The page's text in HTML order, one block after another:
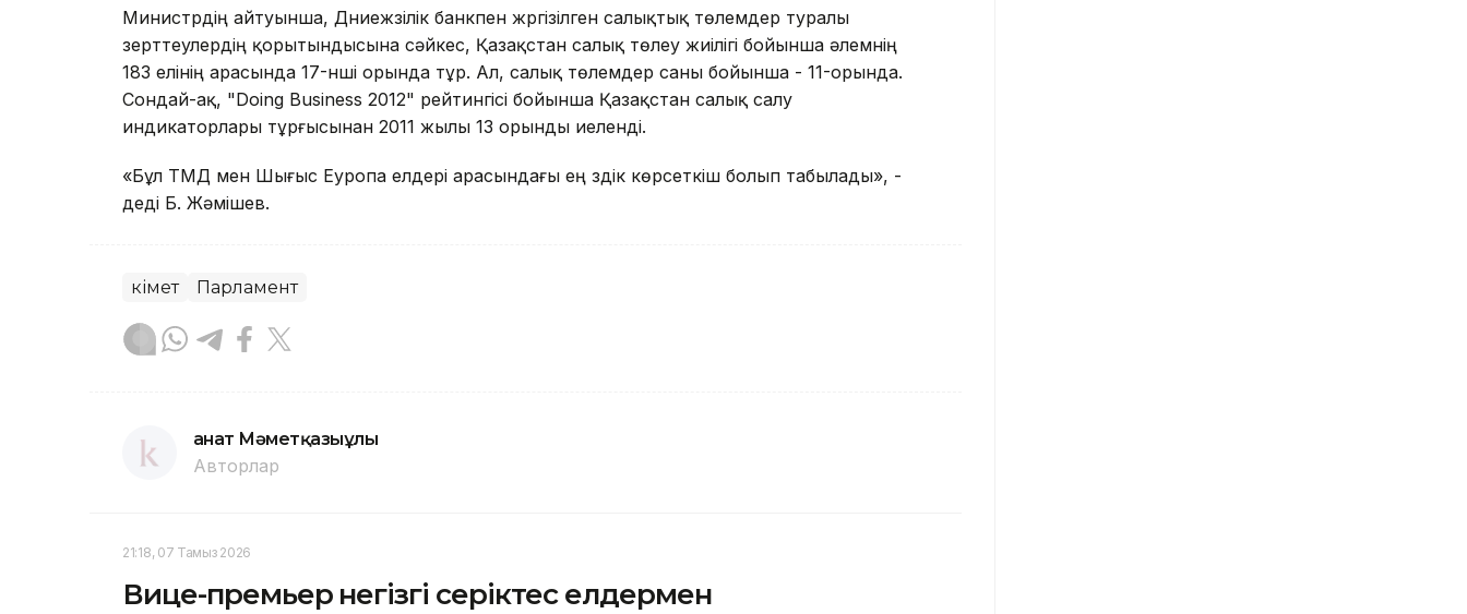
Министрдің айтуынша, Дүниежүзілік банкпен жүргізілген салықтық төлемдер туралы
зерттеулердің қорытындысына сәйкес, Қазақстан салық төлеу жиілігі бойынша әлемнің
183 елінің арасында 17-нші орында тұр. Ал, салық төлемдер саны бойынша - 11-орында.
Сондай-ақ, "Doing Business 2012" рейтингісі бойынша Қазақстан салық салу
индикаторлары тұрғысынан 2011 жылы 13 орынды иеленді.
«Бұл ТМД мен Шығыс Еуропа елдері арасындағы ең үздік көрсеткіш болып табылады», -
деді Б. Жәмішев.
Үкімет Парламент
Қанат Мәметқазыұлы
Авторлар
21:18, 07 Тамыз 2026
Вице-премьер негізгі серіктес елдермен